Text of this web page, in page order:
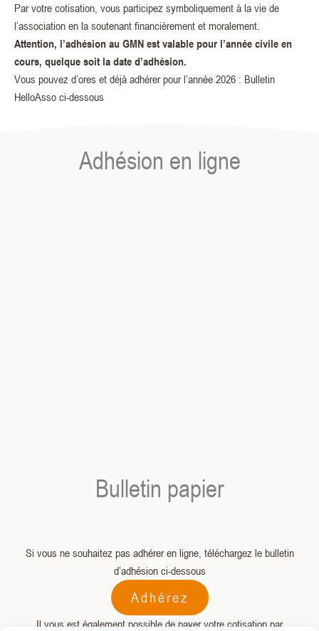
Par votre cotisation, vous participez symboliquement à la vie de
l’association en la soutenant financièrement et moralement.
Attention, l’adhésion au GMN est valable pour l’année civile en
cours, quelque soit la date d’adhésion.
Vous pouvez d’ores et déjà adhérer pour l’année 2026 : Bulletin
HelloAsso ci-dessous
Adhésion en ligne
Bulletin papier
Si vous ne souhaitez pas adhérer en ligne, téléchargez le bulletin
d’adhésion ci-dessous
Adhérez
Il vous est également possible de payer votre cotisation par